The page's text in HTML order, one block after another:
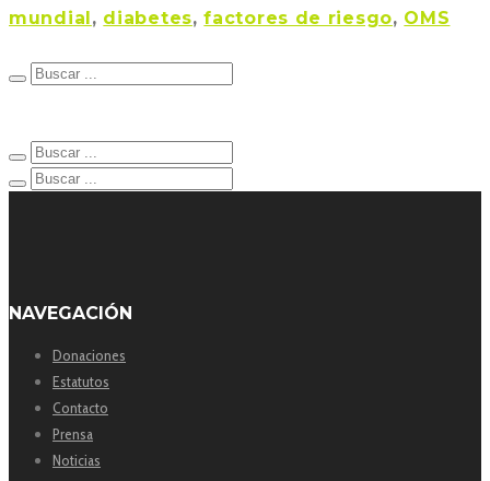
mundial , diabetes,factores de riesgo, OMS
NAVEGACIÓN
Donaciones
Estatutos
Contacto
Prensa
Noticias